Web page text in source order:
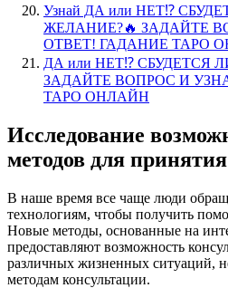
Узнай ДА или НЕТ⁉️
ЖЕЛАНИЕ?🔥 ЗАДАЙТЕ
ОТВЕТ! ГАДАНИЕ ТАРО
ДА или НЕТ⁉️ СБУДЕТСЯ
ЗАДАЙТЕ ВОПРОС И
ТАРО ОНЛАЙН
Исследование
методов для
В наше время все чаще люди
технологиям, чтобы получить
Новые методы, основанные на
предоставляют возможность
различных жизненных ситуаций,
методам консультации.